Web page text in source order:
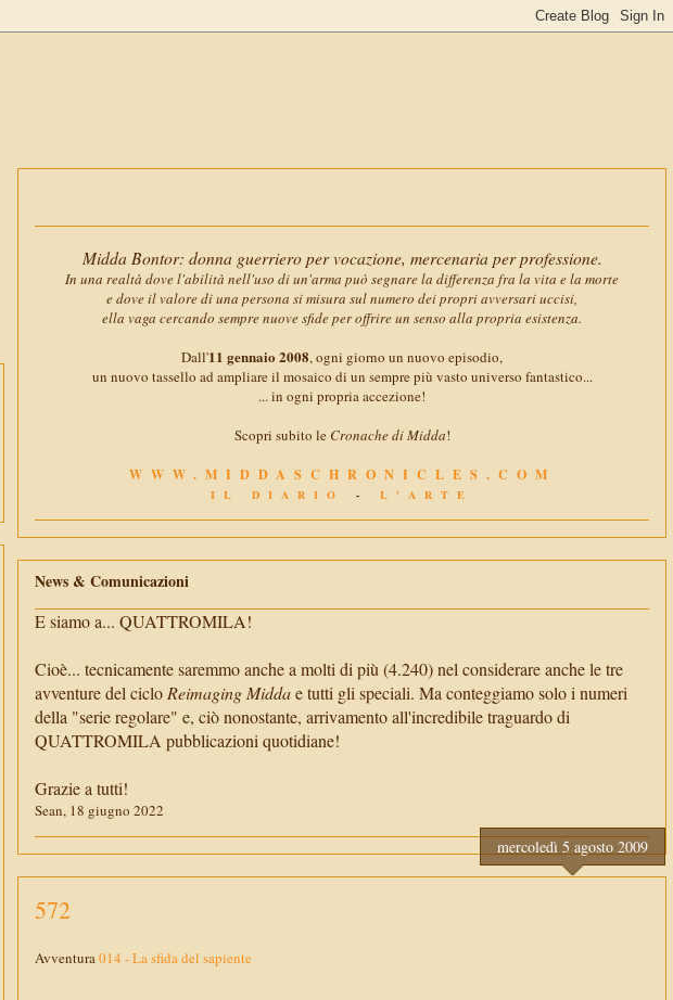
Midda Bontor: donna guerriero per vocazione, mercenaria per professione.
In una realtà dove l'abilità nell'uso di un'arma può segnare la differenza fra la vita e la morte
e dove il valore di una persona si misura sul numero dei propri avversari uccisi,
ella vaga cercando sempre nuove sfide per offrire un senso alla propria esistenza.
Dall'11 gennaio 2008, ogni giorno un nuovo episodio,
un nuovo tassello ad ampliare il mosaico di un sempre più vasto universo fantastico...
... in ogni propria accezione!
Scopri subito le Cronache di Midda!
WWW.MIDDASCHRONICLES.COM
IL DIARIO - L'ARTE
News & Comunicazioni
E siamo a... QUATTROMILA!
Cioè... tecnicamente saremmo anche a molti di più (4.240) nel considerare anche le tre
avventure del cicloReimaging Middae tutti gli speciali. Ma conteggiamo solo i numeri
della "serie regolare" e, ciò nonostante, arrivamento all'incredibile traguardo di
QUATTROMILA pubblicazioni quotidiane!
Grazie a tutti!
Sean, 18 giugno 2022
mercoledì 5 agosto 2009
572
Avventura014 - La sfida del sapiente